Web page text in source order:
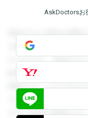
AskDoctorsお
登録すると回答を閲覧
を閲覧することができ
ができます。登録する
録すると回答を閲覧す
閲覧することができま
できます。登録すると
すると回答を閲覧する